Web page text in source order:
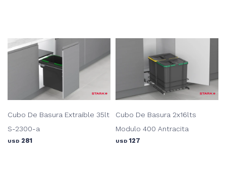
Cubo De Basura Extraible 35lt
S-2300-a
USD 281
Cubo De Basura 2x16lts
Modulo 400 Antracita
USD 127